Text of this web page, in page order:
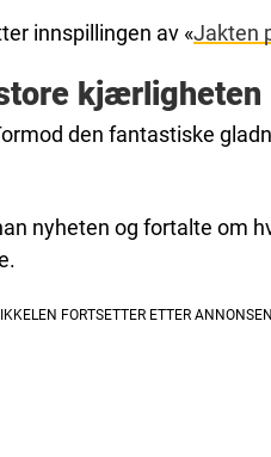
innspillingen av «Jakten
kjærligheten
den fantastiske
nyheten og fortalte om